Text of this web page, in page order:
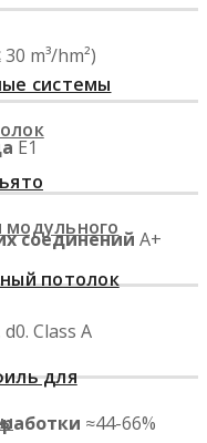
системы
потолок
для
m³/hm²)
E1
соединений A+
Class A
≈44-66%